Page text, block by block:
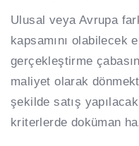
Ulusal veya Avrupa
kapsamını olabilecek
gerçekleştirme
maliyet olarak
şekilde satış
kriterlerde doküman